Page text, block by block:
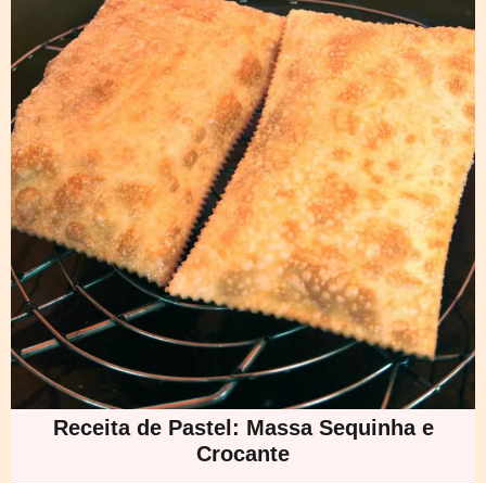
Receita de Pastel: Massa Sequinha e
Crocante